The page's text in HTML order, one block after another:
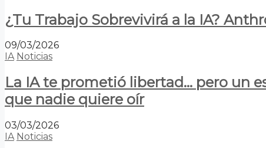
¿Tu Trabajo Sobrevivirá a la IA?
09/03/2026
IA Noticias
La IA te prometió libertad… pero un
que nadie quiere oír
03/03/2026
IA Noticias